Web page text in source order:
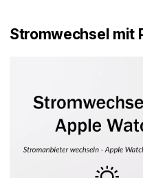
Stromwechsel mit